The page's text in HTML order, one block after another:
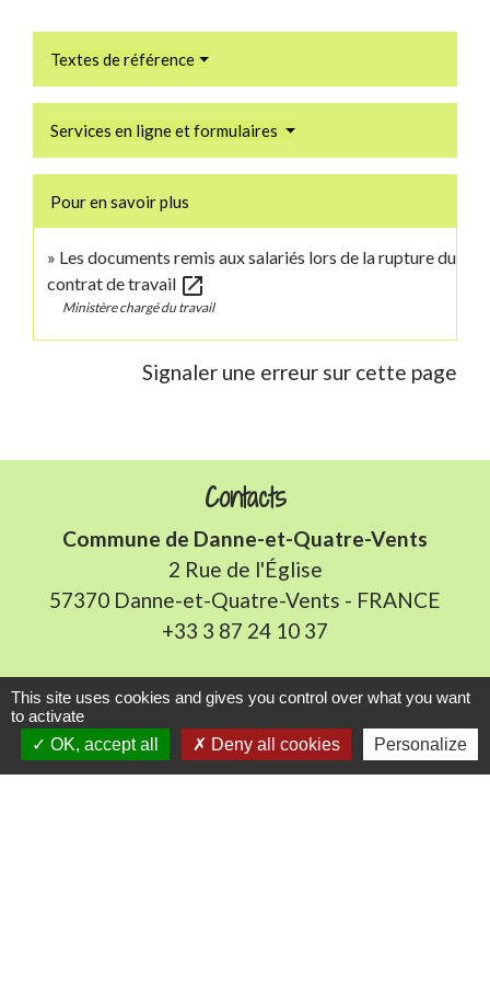
Textes de référence
Services en ligne et formulaires
Pour en savoir plus
Les documents remis aux salariés lors de la rupture du
contrat de travail open_in_new
Ministère chargé du travail
Signaler une erreur sur cette page
Contacts
Commune de Danne-et-Quatre-Vents
2 Rue de l'Église
57370 Danne-et-Quatre-Vents - FRANCE
+33 3 87 24 10 37
Accueil en mairie :
Mardi, jeudi et vendredi de 8h à 11h et de 14h à
16h(fermé le mercredi).
This site uses cookies and gives you control over what you want
to activate
OK, accept all
Deny all cookies Personalize